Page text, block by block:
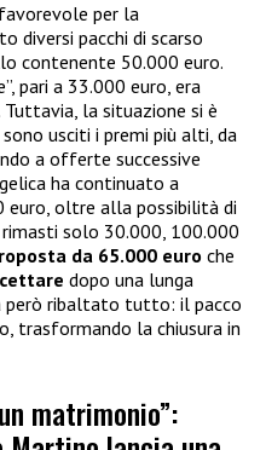
per la
diversi pacchi di scarso
contenente 50.000 euro.
pari a 33.000 euro, era
la situazione si è
usciti i premi più alti, da
a offerte successive
ha continuato a
euro, oltre alla possibilità di
solo 30.000, 100.000
da 65.000 euro che
dopo una lunga
però ribaltato tutto: il pacco
trasformando la chiusura in
matrimonio”: